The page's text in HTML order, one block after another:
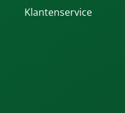
Klantenservice